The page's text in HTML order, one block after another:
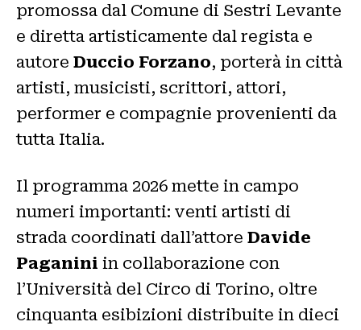
promossa dal Comune di Sestri Levante
e diretta artisticamente dal regista e
autore Duccio Forzano, porterà in città
artisti, musicisti, scrittori, attori,
performer e compagnie provenienti da
tutta Italia.
Il programma 2026 mette in campo
numeri importanti: venti artisti di
strada coordinati dall’attore Davide
Paganini in collaborazione con
l’Università del Circo di Torino, oltre
cinquanta esibizioni distribuite in dieci